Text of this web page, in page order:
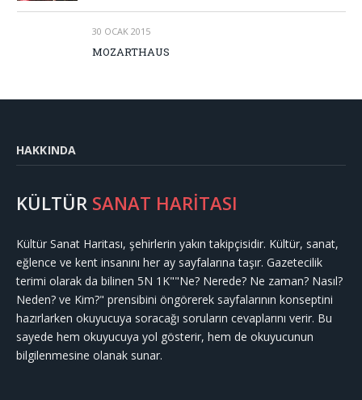
30 OCAK 2015
MOZARTHAUS
HAKKINDA
KÜLTÜR SANAT HARİTASI
Kültür Sanat Haritası, şehirlerin yakın takipçisidir. Kültür, sanat,
eğlence ve kent insanını her ay sayfalarına taşır. Gazetecilik
terimi olarak da bilinen 5N 1K""Ne? Nerede? Ne zaman? Nasıl?
Neden? ve Kim?" prensibini öngörerek sayfalarının konseptini
hazırlarken okuyucuya soracağı soruların cevaplarını verir. Bu
sayede hem okuyucuya yol gösterir, hem de okuyucunun
bilgilenmesine olanak sunar.